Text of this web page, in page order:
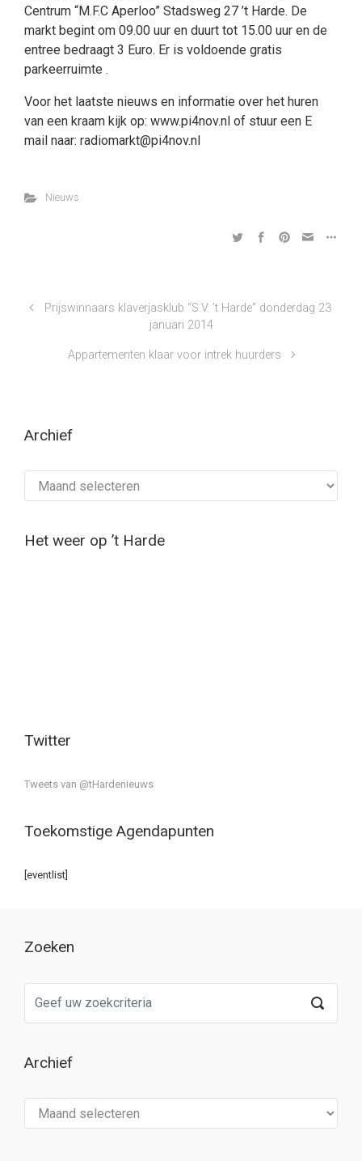
Centrum “M.F.C Aperloo” Stadsweg 27 ’t Harde. De
markt begint om 09.00 uur en duurt tot 15.00 uur en de
entree bedraagt 3 Euro. Er is voldoende gratis
parkeerruimte .
Voor het laatste nieuws en informatie over het huren
van een kraam kijk op: www.pi4nov.nl of stuur een E
mail naar: radiomarkt@pi4nov.nl
Nieuws
Prijswinnaars klaverjasklub “S.V. ’t Harde” donderdag 23
januari 2014
Appartementen klaar voor intrek huurders
Archief
Het weer op ’t Harde
Twitter
Tweets van @tHardenieuws
Toekomstige Agendapunten
[eventlist]
Zoeken
Archief